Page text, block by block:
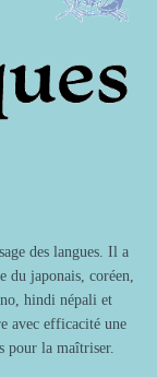
des langues. Il a
du japonais, coréen,
hindi népali et
avec efficacité une
pour la maîtriser.